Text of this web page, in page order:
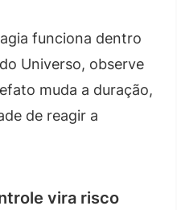
funciona dentro
Universo, observe
muda a duração,
de reagir a
vira risco